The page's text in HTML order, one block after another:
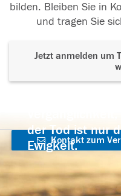
bilden. Bleiben Sie in
und tragen Sie
Jetzt anmelden um
der Tod ist nur
Ewigkeit.
Kontakt zum
aufnehmen